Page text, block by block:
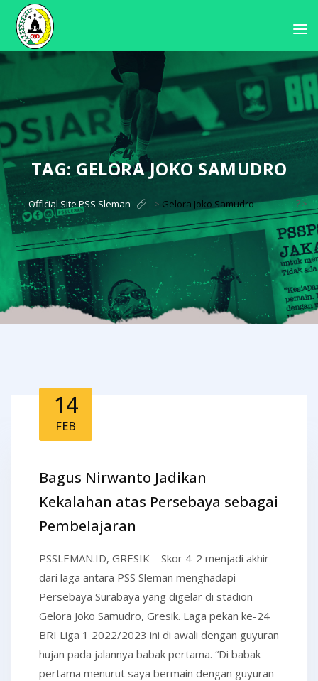
TAG: GELORA JOKO SAMUDRO
Official Site PSS Sleman > Gelora Joko Samudro ?>
14
FEB
Bagus Nirwanto Jadikan
Kekalahan atas Persebaya sebagai
Pembelajaran
PSSLEMAN.ID, GRESIK – Skor 4-2 menjadi akhir
dari laga antara PSS Sleman menghadapi
Persebaya Surabaya yang digelar di stadion
Gelora Joko Samudro, Gresik. Laga pekan ke-24
BRI Liga 1 2022/2023 ini di awali dengan guyuran
hujan pada jalannya babak pertama. “Di babak
pertama menurut saya bermain dengan guyuran